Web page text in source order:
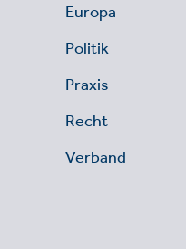
Europa
Politik
Praxis
Recht
Verband